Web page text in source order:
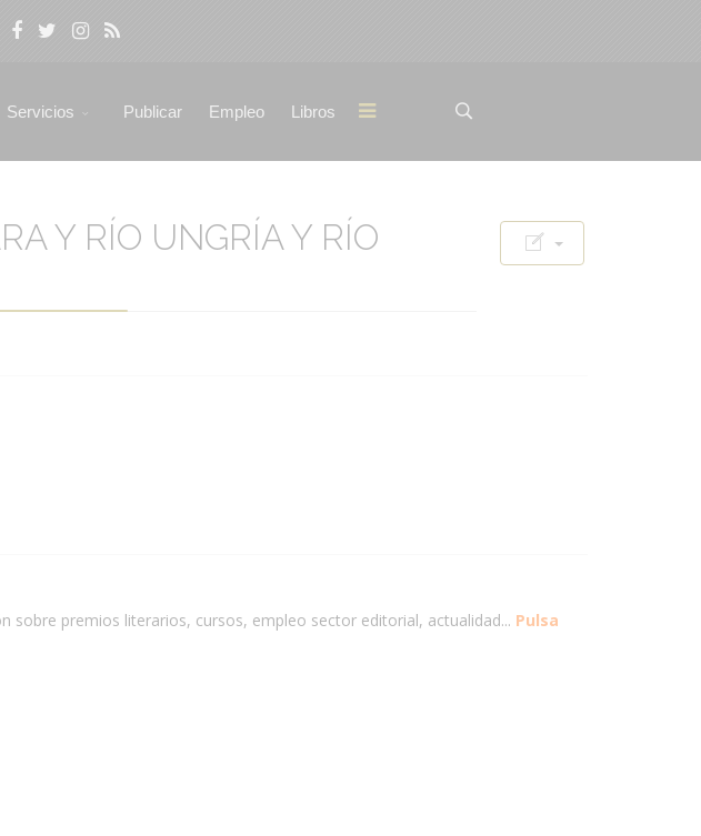
Servicios Publicar Empleo Libros
Y RÍO UNGRÍA Y RÍO
sobre premios literarios, cursos, empleo sector editorial, actualidad... Pulsa